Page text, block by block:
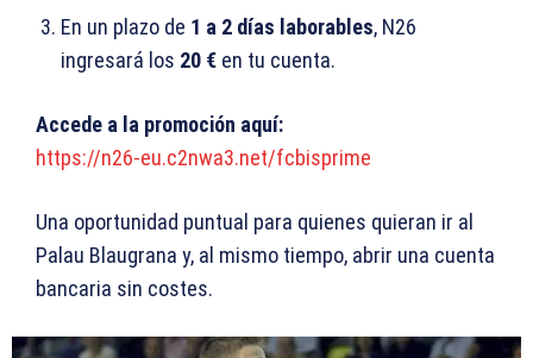
En un plazo de 1 a 2 días laborables, N26
ingresará los 20 € en tu cuenta.
Accede a la promoción aquí:
https://n26-eu.c2nwa3.net/fcbisprime
Una oportunidad puntual para quienes quieran ir al
Palau Blaugrana y, al mismo tiempo, abrir una cuenta
bancaria sin costes.